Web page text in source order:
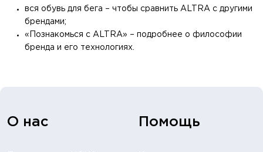
вся обувь для бега – чтобы сравнить ALTRA с другими
брендами;
«Познакомься с ALTRA» – подробнее о философии
бренда и его технологиях.
О нас Помощь